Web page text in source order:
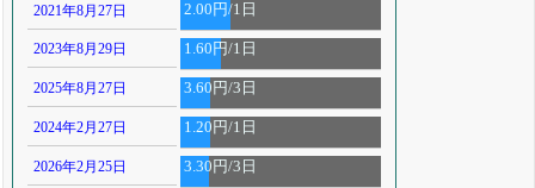
2021年8月27日 2.00円/1日
2023年8月29日 1.60円/1日
2025年8月27日 3.60円/3日
2024年2月27日 1.20円/1日
2026年2月25日 3.30円/3日